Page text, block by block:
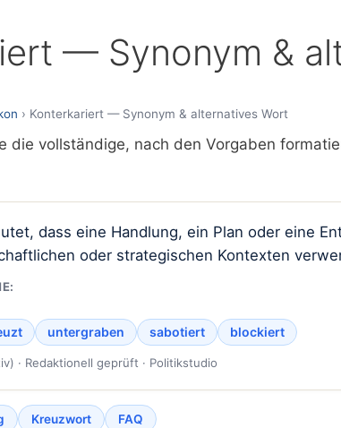
— Synonym &
› Konterkariert — Synonym & alternatives Wort
die vollständige, nach den Vorgaben
dass eine Handlung, ein Plan oder eine
oder strategischen Kontexten
untergraben sabotiert blockiert
· Redaktionell geprüft · Politikstudio
Kreuzwort FAQ